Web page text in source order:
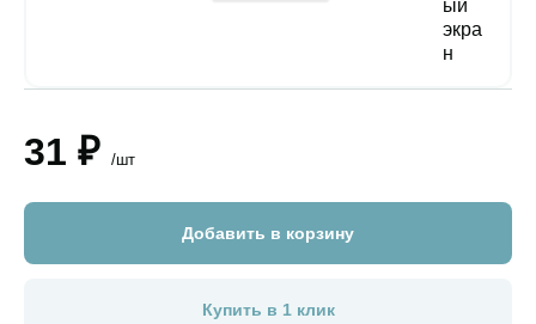
31 ₽ /шт
Добавить в корзину
Купить в 1 клик